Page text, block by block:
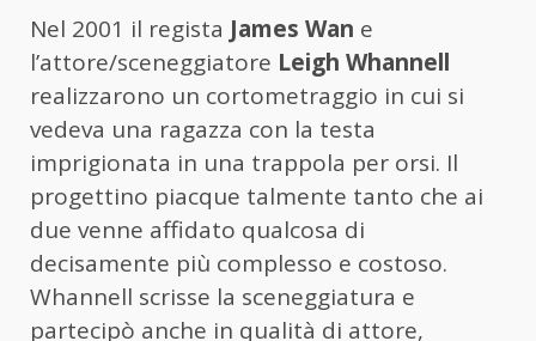
Nel 2001 il regista James Wan e
l’attore/sceneggiatore Leigh Whannell
realizzarono un cortometraggio in cui si
vedeva una ragazza con la testa
imprigionata in una trappola per orsi. Il
progettino piacque talmente tanto che ai
due venne affidato qualcosa di
decisamente più complesso e costoso.
Whannell scrisse la sceneggiatura e
partecipò anche in qualità di attore,